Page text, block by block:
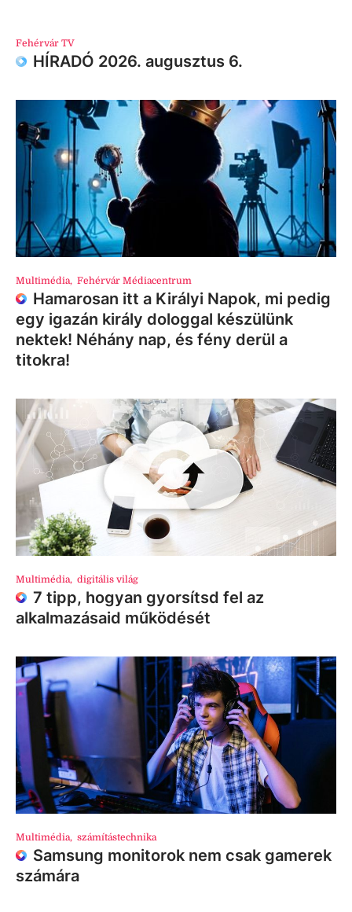
Fehérvár TV
HÍRADÓ 2026. augusztus 6.
Multimédia, Fehérvár Médiacentrum
Hamarosan itt a Királyi Napok, mi pedig
egy igazán király dologgal készülünk
nektek! Néhány nap, és fény derül a
titokra!
Multimédia, digitális világ
7 tipp, hogyan gyorsítsd fel az
alkalmazásaid működését
Multimédia, számítástechnika
Samsung monitorok nem csak gamerek
számára